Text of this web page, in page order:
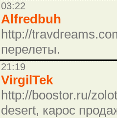
03:22
Alfredbuh
http://
перелеты.
21:19
VirgilTek
http://boostor.ru/
desert, карос